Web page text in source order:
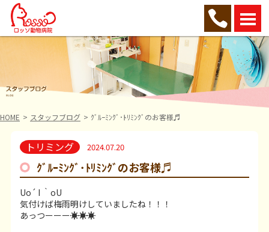
HOME スタッフブログ ｸﾞﾙｰﾐﾝｸﾞ･ﾄﾘﾐﾝｸﾞのお客様♬
トリミング 2024.07.20
ｸﾞﾙｰﾐﾝｸﾞ･ﾄﾘﾐﾝｸﾞのお客様♬
Uo´ I ｀oU
気付けば梅雨明けしていましたね！！！
あっつーーー☀☀☀